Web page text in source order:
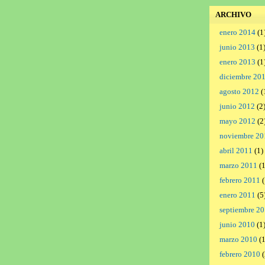
ARCHIVO
enero 2014
junio 2013 (1)
enero 2013
diciembre
agosto 2012
junio 2012 (2)
mayo 2012
noviembre
abril 2011 (1)
marzo 2011
febrero 2011
enero 2011
septiembre
junio 2010 (1)
marzo 2010
febrero 2010